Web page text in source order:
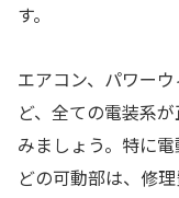
す。
エアコン、パワー
ど、全ての電装系
みましょう。特に
どの可動部は、修